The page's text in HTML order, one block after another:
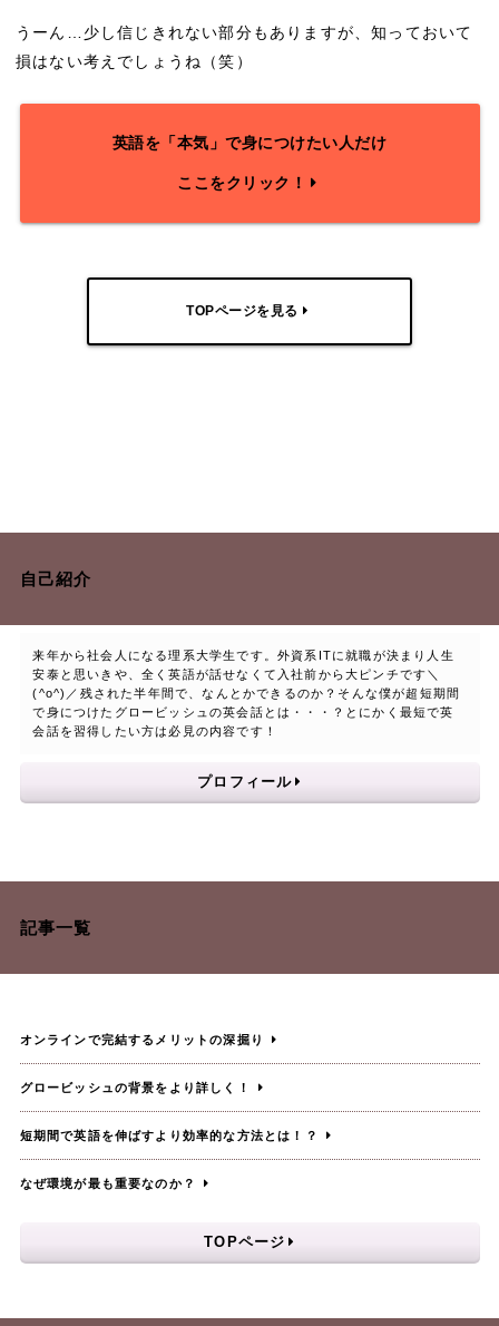
うーん…少し信じきれない部分もありますが、知っておいて
損はない考えでしょうね（笑）
英語を「本気」で身につけたい人だけ
ここをクリック！
TOPページを見る
自己紹介
来年から社会人になる理系大学生です。外資系ITに就職が決まり人生
安泰と思いきや、全く英語が話せなくて入社前から大ピンチです＼
(^o^)／残された半年間で、なんとかできるのか？そんな僕が超短期間
で身につけたグロービッシュの英会話とは・・・？とにかく最短で英
会話を習得したい方は必見の内容です！
プロフィール
記事一覧
オンラインで完結するメリットの深掘り
グロービッシュの背景をより詳しく！
短期間で英語を伸ばすより効率的な方法とは！？
なぜ環境が最も重要なのか？
TOPページ